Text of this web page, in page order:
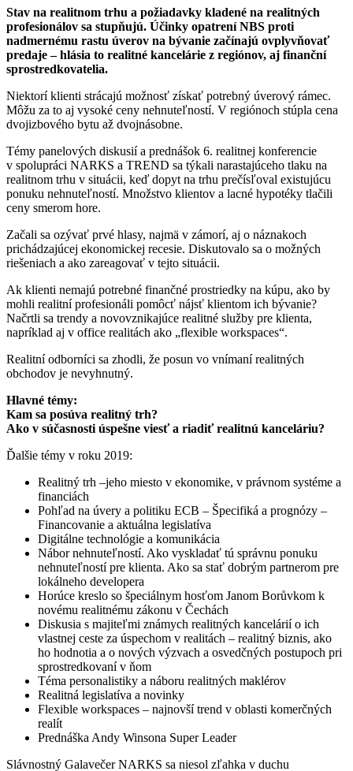
Stav na realitnom trhu a požiadavky kladené na realitných
profesionálov sa stupňujú. Účinky opatrení NBS proti
nadmernému rastu úverov na bývanie začínajú ovplyvňovať
predaje – hlásia to realitné kancelárie z regiónov, aj finanční
sprostredkovatelia.
Niektorí klienti strácajú možnosť získať potrebný úverový rámec.
Môžu za to aj vysoké ceny nehnuteľností. V regiónoch stúpla cena
dvojizbového bytu až dvojnásobne.
Témy panelových diskusií a prednášok 6. realitnej konferencie
v spolupráci NARKS a TREND sa týkali narastajúceho tlaku na
realitnom trhu v situácii, keď dopyt na trhu prečísľoval existujúcu
ponuku nehnuteľností. Množstvo klientov a lacné hypotéky tlačili
ceny smerom hore.
Začali sa ozývať prvé hlasy, najmä v zámorí, aj o náznakoch
prichádzajúcej ekonomickej recesie. Diskutovalo sa o možných
riešeniach a ako zareagovať v tejto situácii.
Ak klienti nemajú potrebné finančné prostriedky na kúpu, ako by
mohli realitní profesionáli pomôcť nájsť klientom ich bývanie?
Načrtli sa trendy a novovznikajúce realitné služby pre klienta,
napríklad aj v office realitách ako „flexible workspaces“.
Realitní odborníci sa zhodli, že posun vo vnímaní realitných
obchodov je nevyhnutný.
Hlavné témy:
Kam sa posúva realitný trh?
Ako v súčasnosti úspešne viesť a riadiť realitnú kanceláriu?
Ďalšie témy v roku 2019:
Realitný trh –jeho miesto v ekonomike, v právnom systéme a
financiách
Pohľad na úvery a politiku ECB – Špecifiká a prognózy –
Financovanie a aktuálna legislatíva
Digitálne technológie a komunikácia
Nábor nehnuteľností. Ako vyskladať tú správnu ponuku
nehnuteľností pre klienta. Ako sa stať dobrým partnerom pre
lokálneho developera
Horúce kreslo so špeciálnym hosťom Janom Borůvkom k
novému realitnému zákonu v Čechách
Diskusia s majiteľmi známych realitných kancelárií o ich
vlastnej ceste za úspechom v realitách – realitný biznis, ako
ho hodnotia a o nových výzvach a osvedčných postupoch pri
sprostredkovaní v ňom
Téma personalistiky a náboru realitných maklérov
Realitná legislatíva a novinky
Flexible workspaces – najnovší trend v oblasti komerčných
realít
Prednáška Andy Winsona Super Leader
Slávnostný Galavečer NARKS sa niesol zľahka v duchu